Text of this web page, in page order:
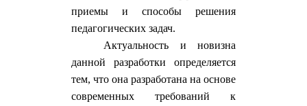
приемы и способы решения
педагогических задач.
Актуальность и новизна
данной разработки определяется
тем, что она разработана на основе
современных требований к